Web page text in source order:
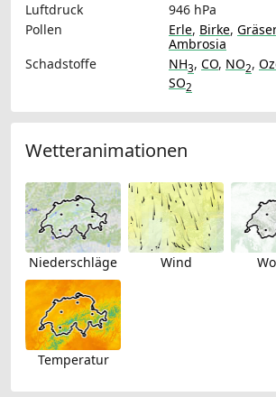
Luftdruck
946 hPa
Pollen
Erle, Birke, Gräser
Ambrosia
Schadstoffe
NH3, CO, NO2,
SO2
Wetteranimationen
Niederschläge Wind
Temperatur